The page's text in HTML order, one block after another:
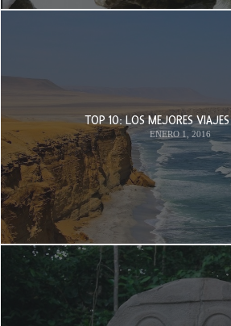
TOP 10: LOS MEJORES
ENERO 1, 2016